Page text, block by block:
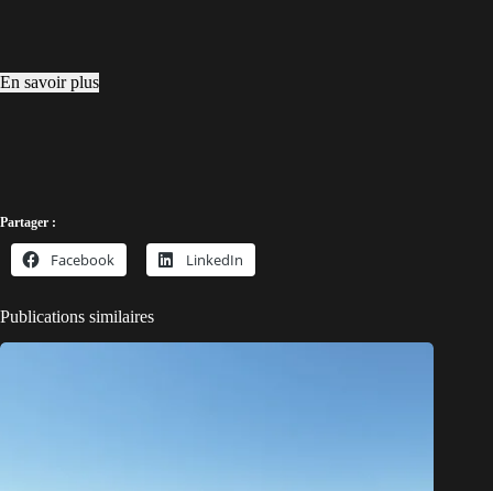
En savoir plus
Partager :
Facebook LinkedIn
Publications similaires